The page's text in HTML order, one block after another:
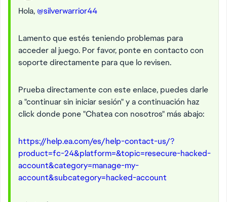
Hola, @silverwarrior44
Lamento que estés teniendo problemas para
acceder al juego. Por favor, ponte en contacto con
soporte directamente para que lo revisen.
Prueba directamente con este enlace, puedes darle
a "continuar sin iniciar sesión" y a continuación haz
click donde pone "Chatea con nosotros" más abajo:
https://help.ea.com/es/help-contact-us/?
product=fc-24&platform=&topic=resecure-hacked-
account&category=manage-my-
account&subcategory=hacked-account